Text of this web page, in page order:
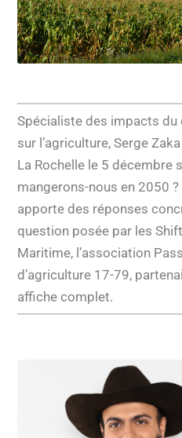
Spécialiste des impacts
sur l’agriculture, Serge
La Rochelle le 5 décembre
mangerons-nous en 2050 ?
apporte des réponses
question posée par les
Maritime, l’association
d’agriculture 17-79,
affiche complet.